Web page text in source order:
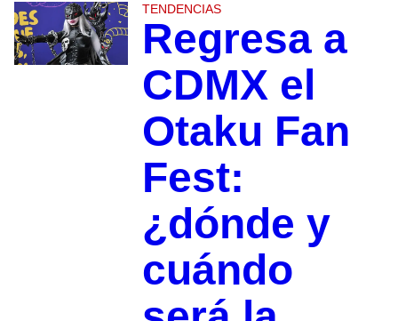
TENDENCIAS
Regresa a
CDMX el
Otaku Fan
Fest:
¿dónde y
cuándo